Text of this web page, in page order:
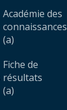
Académie des
connaissances
(a)
Fiche de
résultats
(a)